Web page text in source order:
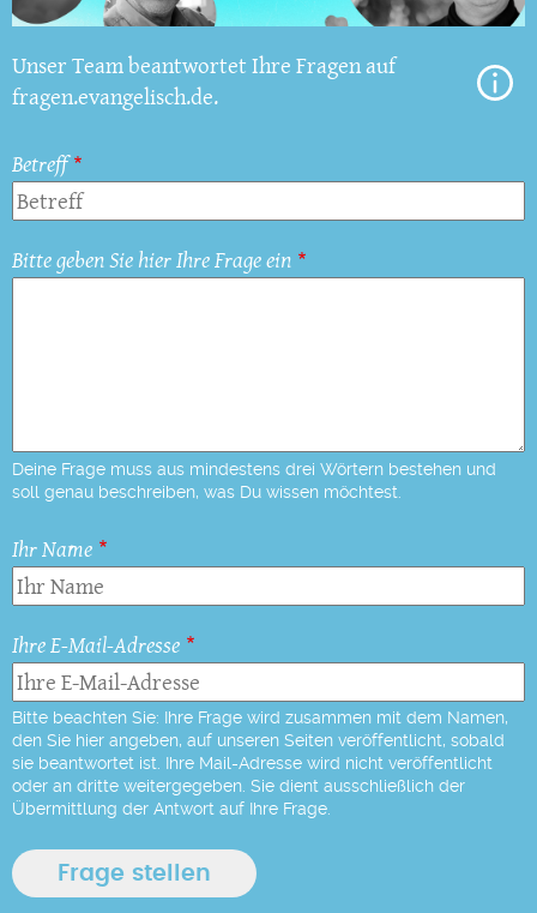
Unser Team beantwortet Ihre Fragen auf
fragen.evangelisch.de.
Betreff
Bitte geben Sie hier Ihre Frage ein
Deine Frage muss aus mindestens drei Wörtern bestehen und
soll genau beschreiben, was Du wissen möchtest.
Ihr Name
Ihre E-Mail-Adresse
Bitte beachten Sie: Ihre Frage wird zusammen mit dem Namen,
den Sie hier angeben, auf unseren Seiten veröffentlicht, sobald
sie beantwortet ist. Ihre Mail-Adresse wird nicht veröffentlicht
oder an dritte weitergegeben. Sie dient ausschließlich der
Übermittlung der Antwort auf Ihre Frage.